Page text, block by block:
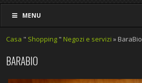
MENU
Casa " Shopping " Negozi e servizi » BaraBio
BARABIO